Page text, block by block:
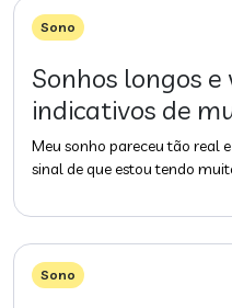
Sono
Sonhos longos e
indicativos de
Meu sonho pareceu tão real
sinal de que estou tendo
Sono